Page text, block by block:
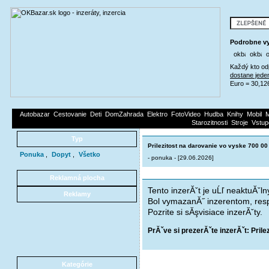
Podrobne
Každý kto
dostane
Euro =
Autobazar Cestovanie Deti DomZahrada Elektro FotoVideo Hudba Knihy Mobil
Starozitnosti Stroje
Typ
Ponuka Dopyt Všetko
Reklamná plocha
Reklamy
Kategórie
Prilezitost na darovanie vo vyske 700 00
- ponuka - [29.06.2026]
Tento inzerĂˇt je uĹľ
Bol vymazanĂ˝ inzerentom,
Pozrite si sĂşvisiace inzerĂˇty.
PrĂˇve si prezerĂˇte inzerĂˇt: